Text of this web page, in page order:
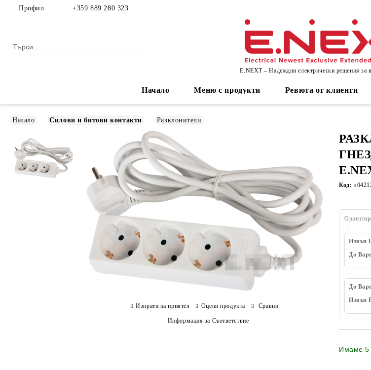
Профил +359 889 280 323
E.NEXT – Надеждни електрически решения за
Начало Меню с продукти Ревюта от клиенти
Начало Силови и битови контакти Разклонители
Код:
Извън
До
До
Извън
Имаме5
Изпрати на приятел Оцени продукта Сравни
Информация за Съответствие